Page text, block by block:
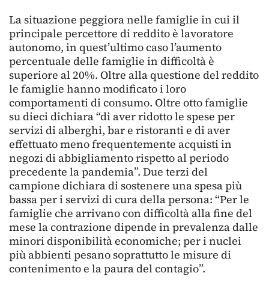
La situazione peggiora nelle famiglie in cui il
principale percettore di reddito è lavoratore
autonomo, in quest’ultimo caso l’aumento
percentuale delle famiglie in difficoltà è
superiore al 20%. Oltre alla questione del reddito
le famiglie hanno modificato i loro
comportamenti di consumo. Oltre otto famiglie
su dieci dichiara “di aver ridotto le spese per
servizi di alberghi, bar e ristoranti e di aver
effettuato meno frequentemente acquisti in
negozi di abbigliamento rispetto al periodo
precedente la pandemia”. Due terzi del
campione dichiara di sostenere una spesa più
bassa per i servizi di cura della persona: “Per le
famiglie che arrivano con difficoltà alla fine del
mese la contrazione dipende in prevalenza dalle
minori disponibilità economiche; per i nuclei
più abbienti pesano soprattutto le misure di
contenimento e la paura del contagio”.